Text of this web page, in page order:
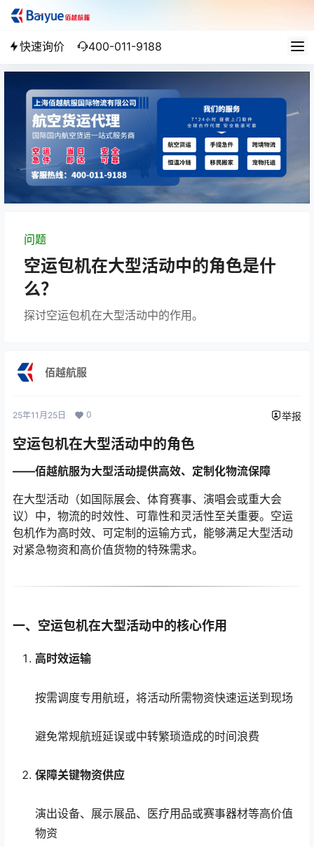
快速询价 400-011-9188
问题
空运包机在大型活动中的角色是什
么？
探讨空运包机在大型活动中的作用。
佰越航服
25年11月25日 0 举报
空运包机在大型活动中的角色
——佰越航服为大型活动提供高效、定制化物流保障
在大型活动（如国际展会、体育赛事、演唱会或重大会
议）中，物流的时效性、可靠性和灵活性至关重要。空运
包机作为高时效、可定制的运输方式，能够满足大型活动
对紧急物资和高价值货物的特殊需求。
一、空运包机在大型活动中的核心作用
高时效运输
按需调度专用航班，将活动所需物资快速运送到现场
避免常规航班延误或中转繁琐造成的时间浪费
保障关键物资供应
演出设备、展示展品、医疗用品或赛事器材等高价值
物资